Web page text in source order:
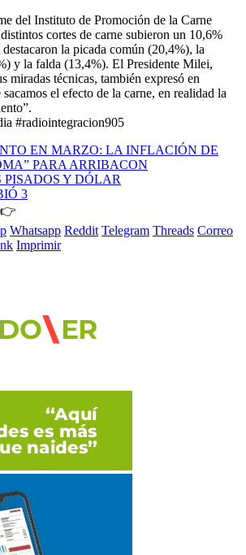
del Instituto de Promoción de la Carne
cortes de carne subieron un 10,6%
la picada común (20,4%), la
y la falda (13,4%). El Presidente Milei,
miradas técnicas, también expresó en
el efecto de la carne, en realidad la
#radiointegracion905
EN MARZO: LA INFLACIÓN DE
PARA ARRIBACON
PISADOS Y DÓLAR
3
👉
Whatsapp Reddit Telegram Threads Correo
Imprimir